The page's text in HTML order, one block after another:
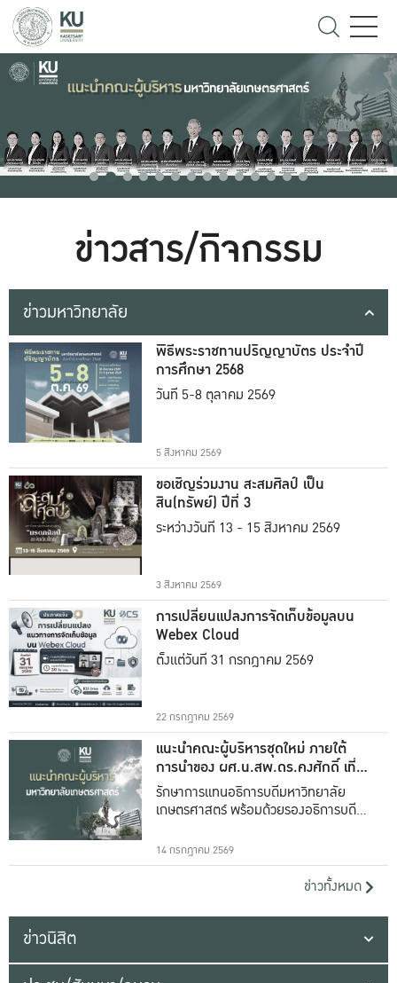
ข่าวสาร/กิจกรรม
ข่าวมหาวิทยาลัย
พิธีพระราชทานปริญญาบัตร ประจำปี
การศึกษา 2568
วันที่ 5-8 ตุลาคม 2569
5 สิงหาคม 2569
ขอเชิญร่วมงาน สะสมศิลป์ เป็น
สิน(ทรัพย์) ปีที่ 3
ระหว่างวันที่ 13 - 15 สิงหาคม 2569
3 สิงหาคม 2569
การเปลี่ยนแปลงการจัดเก็บข้อมูลบน
Webex Cloud
ตั้งแต่วันที่ 31 กรกฎาคม 2569
22 กรกฎาคม 2569
แนะนำคณะผู้บริหารชุดใหม่ ภายใต้
การนำของ ผศ.น.สพ.ดร.คงศักดิ์ เที่ยง
ธรรม
รักษาการแทนอธิการบดีมหาวิทยาลัย
เกษตรศาสตร์ พร้อมด้วยรองอธิการบดีทั้ง
14 กรกฎาคม 2569
ข่าวทั้งหมด
ข่าวนิสิต